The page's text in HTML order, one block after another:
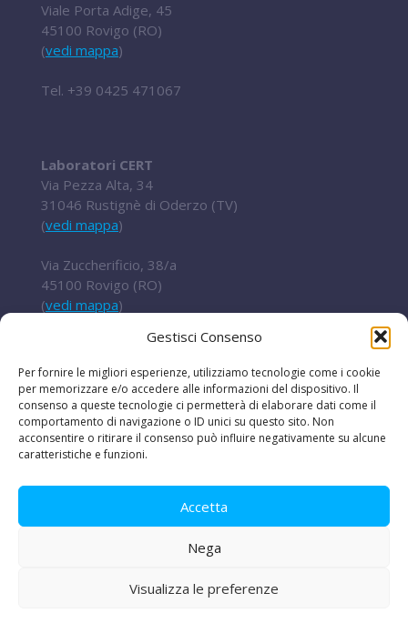
Gestisci Consenso
Per fornire le migliori esperienze, utilizziamo tecnologie come i cookie
per memorizzare e/o accedere alle informazioni del dispositivo. Il
consenso a queste tecnologie ci permetterà di elaborare dati come il
comportamento di navigazione o ID unici su questo sito. Non
acconsentire o ritirare il consenso può influire negativamente su alcune
caratteristiche e funzioni.
Accetta
Nega
Visualizza le preferenze
Viale Porta Adige, 45
45100 Rovigo (RO)
(vedi mappa)
Tel. +39 0425 471067
Laboratori CERT
Via Pezza Alta, 34
31046 Rustignè di Oderzo (TV)
(vedi mappa)
Via Zuccherificio, 38/a
45100 Rovigo (RO)
(vedi mappa)
+ 39 0422 852016
cert@t2i.it
Codice Fiscale / Partita IVA 04636360267
Organismo di ricerca Reg.UE 651/2014
Avvisi e bandi
con noi|PEC|La nostra newsletter